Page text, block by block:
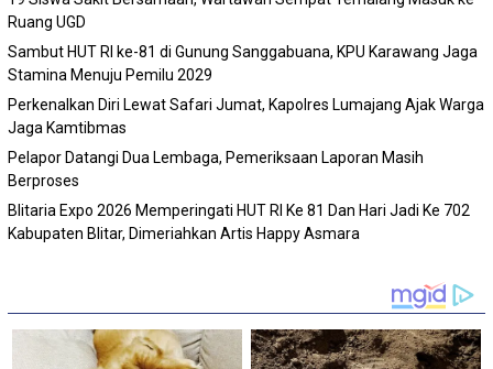
Ruang UGD
Sambut HUT RI ke-81 di Gunung Sanggabuana, KPU Karawang Jaga
Stamina Menuju Pemilu 2029
Perkenalkan Diri Lewat Safari Jumat, Kapolres Lumajang Ajak Warga
Jaga Kamtibmas
Pelapor Datangi Dua Lembaga, Pemeriksaan Laporan Masih
Berproses
Blitaria Expo 2026 Memperingati HUT RI Ke 81 Dan Hari Jadi Ke 702
Kabupaten Blitar, Dimeriahkan Artis Happy Asmara